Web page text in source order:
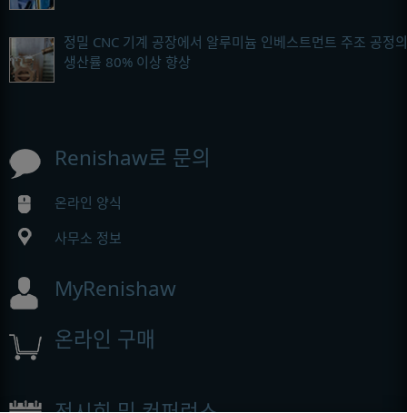
정밀 CNC 기계 공장에서 알루미늄 인베스트먼트 주조 공정의
생산률 80% 이상 향상
Renishaw로 문의
온라인 양식
사무소 정보
MyRenishaw
온라인 구매